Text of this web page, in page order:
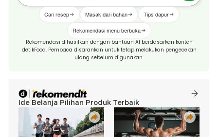
Cari resep Masak dari bahan Tips dapur
Rekomendasi menu berbuka
Rekomendasi dihasilkan dengan bantuan AI berdasarkan konten
detikFood. Pembaca disarankan untuk tetap melakukan pengecekan
ulang sebelum digunakan.